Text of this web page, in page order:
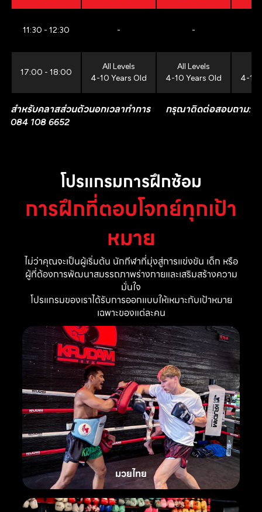
11:30 - 12:30 - -
17:00 - 18:00
All Levels
4-10 Years Old
All Levels
4-10 Years Old
4-10
สำหรับคลาสส่วนตัวนอกเวลาทำการ กรุณาติดต่อสอบถาม:
084 108 6652
โปรแกรมการฝึกซ้อม
การฝึกที่ตอบโจทย์ทุกเป้า
หมาย
ไม่ว่าคุณจะเป็นผู้เริ่มต้น นักกีฬาที่มุ่งสู่การแข่งขัน เด็ก หรือ
ผู้ที่ต้องการพัฒนาสมรรถภาพร่างกายและเสริมสร้างความ
มั่นใจ
โปรแกรมของเราได้รับการออกแบบให้เหมาะกับเป้าหมาย
เฉพาะของแต่ละคน
มวยไทย